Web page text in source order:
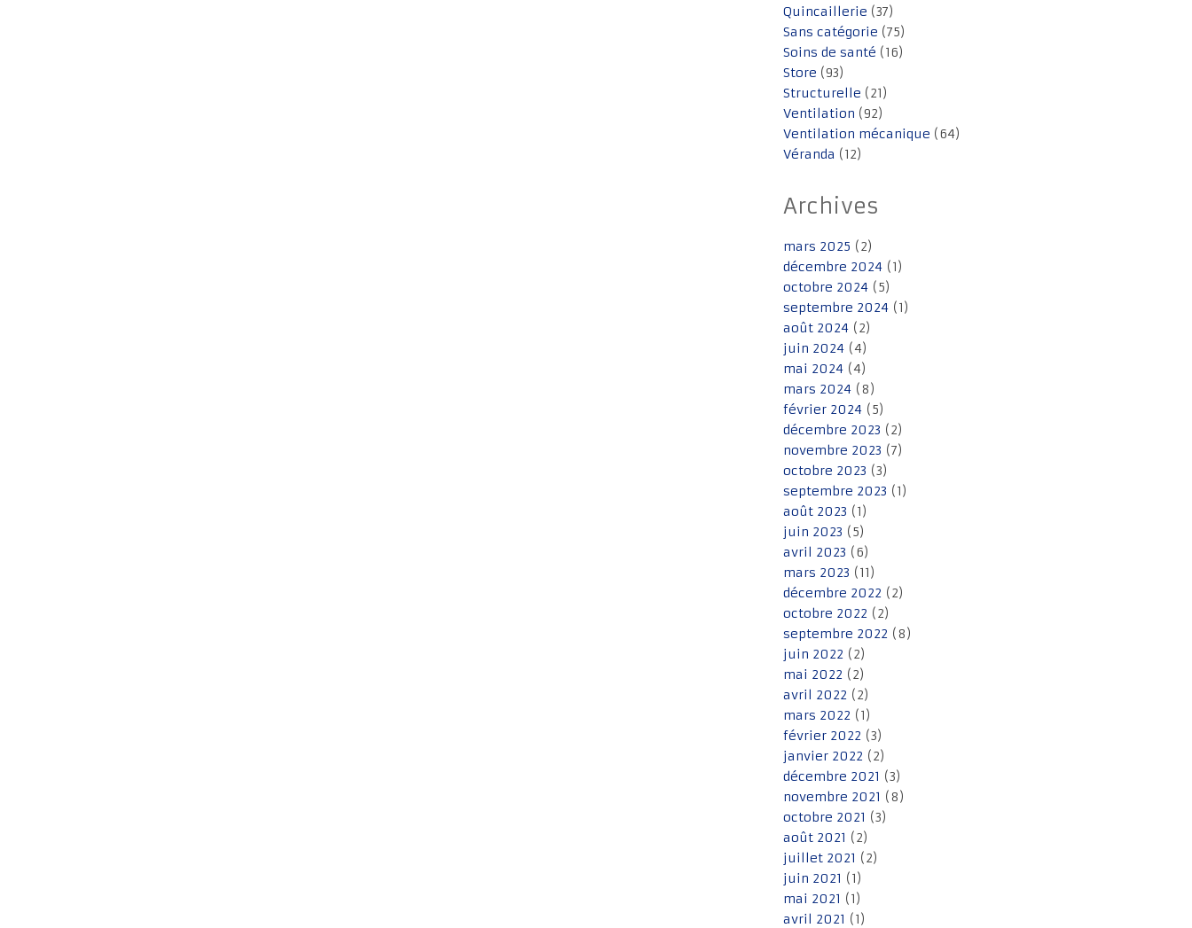
Quincaillerie (37)
Sans catégorie (75)
Soins de santé (16)
Store (93)
Structurelle (21)
Ventilation (92)
Ventilation mécanique (64)
Véranda (12)
Archives
mars 2025 (2)
décembre 2024 (1)
octobre 2024 (5)
septembre 2024 (1)
août 2024 (2)
juin 2024 (4)
mai 2024 (4)
mars 2024 (8)
février 2024 (5)
décembre 2023 (2)
novembre 2023 (7)
octobre 2023 (3)
septembre 2023 (1)
août 2023 (1)
juin 2023 (5)
avril 2023 (6)
mars 2023 (11)
décembre 2022 (2)
octobre 2022 (2)
septembre 2022 (8)
juin 2022 (2)
mai 2022 (2)
avril 2022 (2)
mars 2022 (1)
février 2022 (3)
janvier 2022 (2)
décembre 2021 (3)
novembre 2021 (8)
octobre 2021 (3)
août 2021 (2)
juillet 2021 (2)
juin 2021 (1)
mai 2021 (1)
avril 2021 (1)